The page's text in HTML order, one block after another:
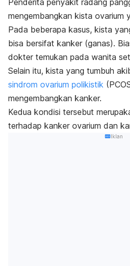
Penderita penyakit radang
mengembangkan kista ovarium
Pada beberapa kasus, kista
bisa bersifat kanker (ganas).
dokter temukan pada wanita
Selain itu, kista yang tumbuh
sindrom ovarium polikistik
mengembangkan kanker.
Kedua kondisi tersebut
terhadap kanker ovarium dan
Iklan